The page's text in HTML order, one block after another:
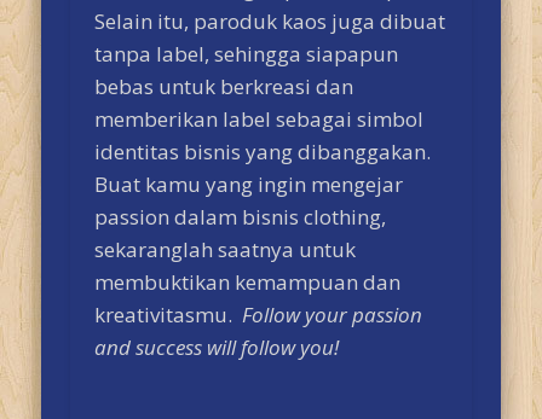
Selain itu, paroduk kaos juga dibuat
tanpa label, sehingga siapapun
bebas untuk berkreasi dan
memberikan label sebagai simbol
identitas bisnis yang dibanggakan.
Buat kamu yang ingin mengejar
passion dalam bisnis clothing,
sekaranglah saatnya untuk
membuktikan kemampuan dan
kreativitasmu.Follow your passion
and success will follow you!